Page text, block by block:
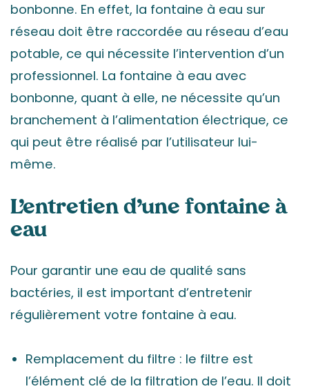
bonbonne. En effet, la fontaine à eau sur
réseau doit être raccordée au réseau d’eau
potable, ce qui nécessite l’intervention d’un
professionnel. La fontaine à eau avec
bonbonne, quant à elle, ne nécessite qu’un
branchement à l’alimentation électrique, ce
qui peut être réalisé par l’utilisateur lui-
même.
L’entretien d’une fontaine à
eau
Pour garantir une eau de qualité sans
bactéries, il est important d’entretenir
régulièrement votre fontaine à eau.
Remplacement du filtre : le filtre est
l’élément clé de la filtration de l’eau. Il doit